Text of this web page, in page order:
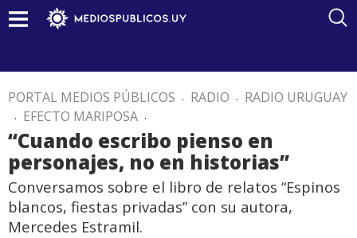
PORTAL MEDIOS PÚBLICOS . RADIO . RADIO URUGUAY
. EFECTO MARIPOSA .
“Cuando escribo pienso en
personajes, no en historias”
Conversamos sobre el libro de relatos “Espinos
blancos, fiestas privadas” con su autora,
Mercedes Estramil.